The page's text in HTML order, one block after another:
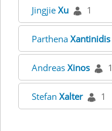
Jingjie Xu 1
Parthena Xantinidis
Andreas Xinos 1
Stefan Xalter 1